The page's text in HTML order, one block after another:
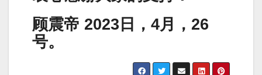
顾震帝 2023日，4月，26
号。